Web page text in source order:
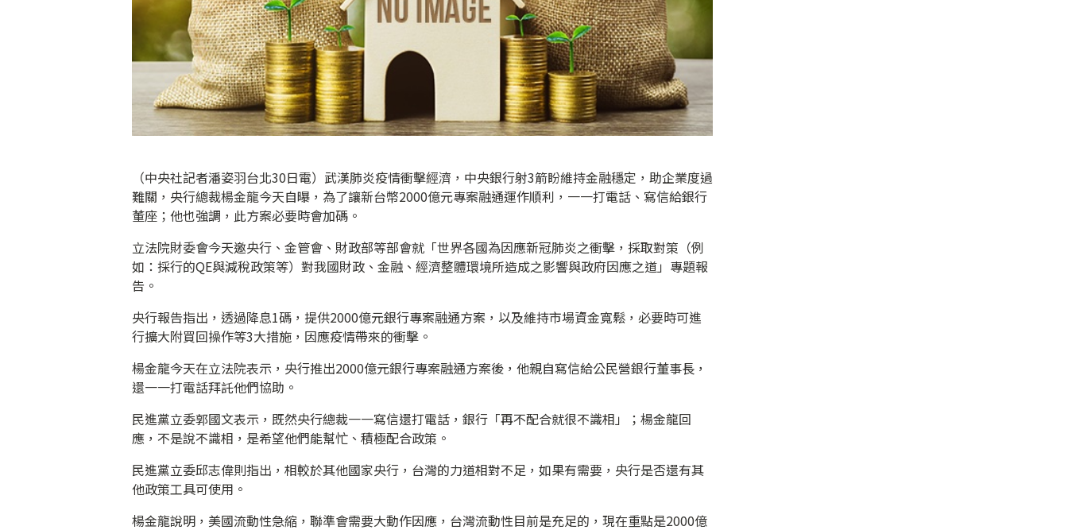
（中央社記者潘姿羽台北30日電）武漢肺炎疫情衝擊經濟，中央銀行射3箭盼維持金融穩定，助企業度過
難關，央行總裁楊金龍今天自曝，為了讓新台幣2000億元專案融通運作順利，一一打電話、寫信給銀行
董座；他也強調，此方案必要時會加碼。
立法院財委會今天邀央行、金管會、財政部等部會就「世界各國為因應新冠肺炎之衝擊，採取對策（例
如：採行的QE與減稅政策等）對我國財政、金融、經濟整體環境所造成之影響與政府因應之道」專題報
告。
央行報告指出，透過降息1碼，提供2000億元銀行專案融通方案，以及維持市場資金寬鬆，必要時可進
行擴大附買回操作等3大措施，因應疫情帶來的衝擊。
楊金龍今天在立法院表示，央行推出2000億元銀行專案融通方案後，他親自寫信給公民營銀行董事長，
還一一打電話拜託他們協助。
民進黨立委郭國文表示，既然央行總裁一一寫信還打電話，銀行「再不配合就很不識相」；楊金龍回
應，不是說不識相，是希望他們能幫忙、積極配合政策。
民進黨立委邱志偉則指出，相較於其他國家央行，台灣的力道相對不足，如果有需要，央行是否還有其
他政策工具可使用。
楊金龍說明，美國流動性急縮，聯準會需要大動作因應，台灣流動性目前是充足的，現在重點是2000億